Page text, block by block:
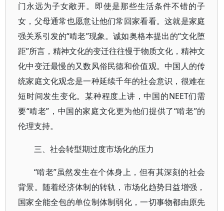
门永远为子女敞开。即使是那些生活条件不错的子
女，父母通常也愿意让他们常回家看看。这就是家庭
强关系引发的“啃老”现象。诚如奥格本提出的“文化堕
距”所言，精神文化的变迁往往慢于物质文化，精神文
化中变迁最慢的又数风俗民德和价值观。中国人的传
统家庭文化观念是一种延续千年的社会意识，很难在
短时间发生变化。某种程度上讲，中国的NEET们需
要“啃老”，中国的家庭文化更为他们提供了“啃老”的
伦理支持。
三、社会转型期过度市场化的压力
“啃老”虽然发生在个体身上，但有其深刻的社会
背景。随着经济体制的转轨，市场化趋势日益增强，
国家全能全包的单位制体制弱化，一切事物都由原先